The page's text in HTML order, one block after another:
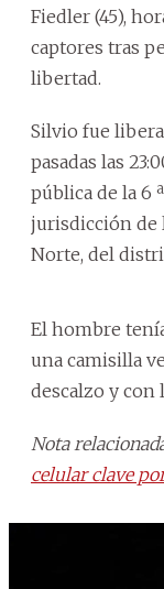
Fiedler (45),
captores tras
libertad.
Silvio fue
pasadas las
pública de la 6
jurisdicción de
Norte, del
El hombre
una camisilla
descalzo y con
Nota
celular clave